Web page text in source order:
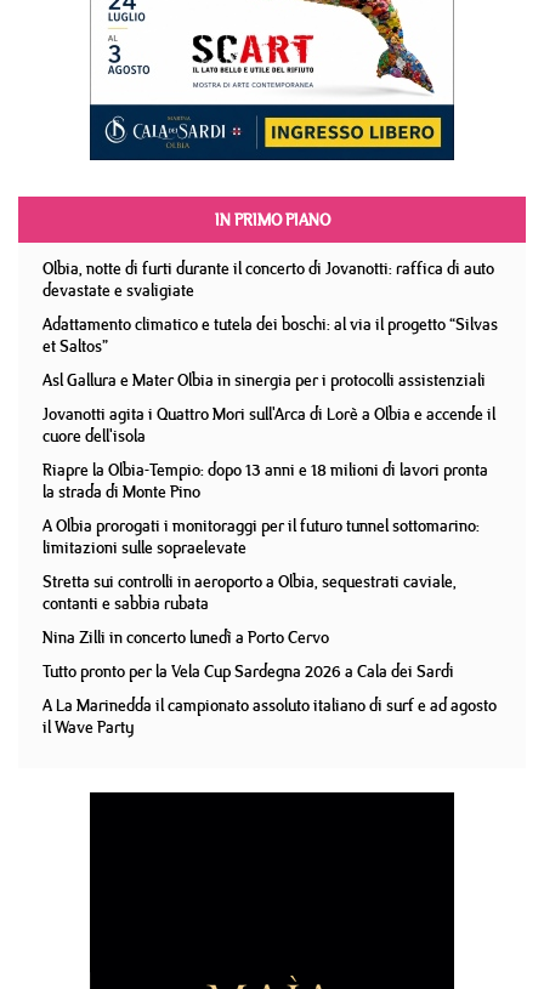
IN PRIMO PIANO
Olbia, notte di furti durante il concerto di Jovanotti: raffica di auto
devastate e svaligiate
Adattamento climatico e tutela dei boschi: al via il progetto “Silvas
et Saltos”
Asl Gallura e Mater Olbia in sinergia per i protocolli assistenziali
Jovanotti agita i Quattro Mori sull'Arca di Lorè a Olbia e accende il
cuore dell'isola
Riapre la Olbia-Tempio: dopo 13 anni e 18 milioni di lavori pronta
la strada di Monte Pino
A Olbia prorogati i monitoraggi per il futuro tunnel sottomarino:
limitazioni sulle sopraelevate
Stretta sui controlli in aeroporto a Olbia, sequestrati caviale,
contanti e sabbia rubata
Nina Zilli in concerto lunedì a Porto Cervo
Tutto pronto per la Vela Cup Sardegna 2026 a Cala dei Sardi
A La Marinedda il campionato assoluto italiano di surf e ad agosto
il Wave Party